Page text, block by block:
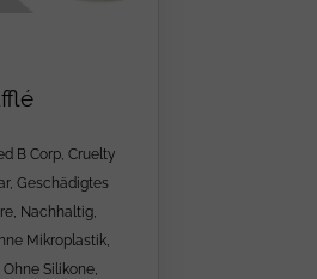
B Corp Cruelty
, Geschädigtes
Nachhaltig
Mikroplastik
Ohne Silikone